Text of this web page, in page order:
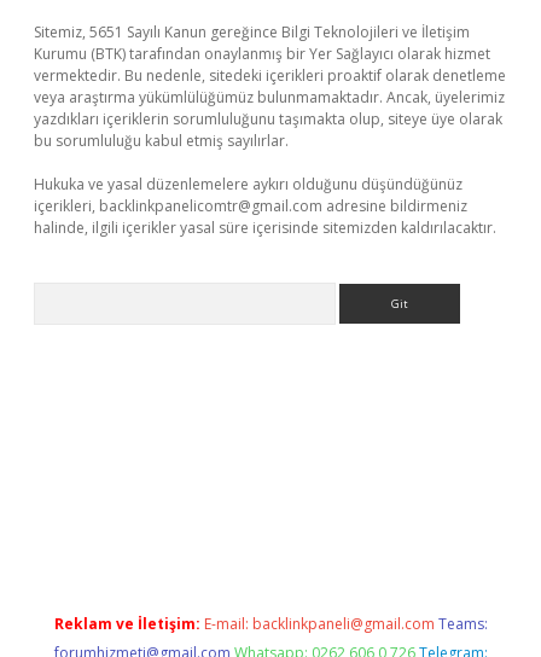
Sitemiz, 5651 Sayılı Kanun gereğince Bilgi Teknolojileri ve İletişim
Kurumu (BTK) tarafından onaylanmış bir Yer Sağlayıcı olarak hizmet
vermektedir. Bu nedenle, sitedeki içerikleri proaktif olarak denetleme
veya araştırma yükümlülüğümüz bulunmamaktadır. Ancak, üyelerimiz
yazdıkları içeriklerin sorumluluğunu taşımakta olup, siteye üye olarak
bu sorumluluğu kabul etmiş sayılırlar.
Hukuka ve yasal düzenlemelere aykırı olduğunu düşündüğünüz
içerikleri, backlinkpanelicomtr@gmail.com adresine bildirmeniz
halinde, ilgili içerikler yasal süre içerisinde sitemizden kaldırılacaktır.
Reklam ve İletişim: E-mail: backlinkpaneli@gmail.com Teams:
forumhizmeti@gmail.com Whatsapp: 0262 606 0 726 Telegram: